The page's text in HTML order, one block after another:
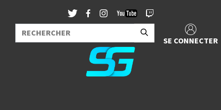
SE CONNECTER